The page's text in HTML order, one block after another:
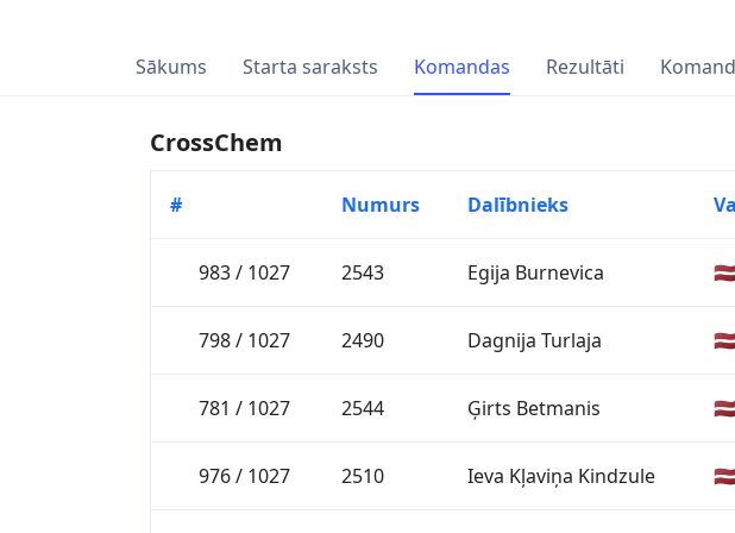
Sākums Starta saraksts Komandas Rezultāti
CrossChem
# Numurs Dalībnieks
983 / 1027 2543 Egija Burnevica
798 / 1027 2490 Dagnija Turlaja
781 / 1027 2544 Ģirts Betmanis
976 / 1027 2510 Ieva Kļaviņa Kindzule